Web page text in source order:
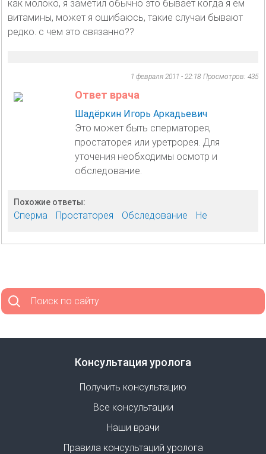
как молоко, я заметил обычно это бывает когда я ем
витамины, может я ошибаюсь, такие случаи бывают
редко. с чем это связанно??
1 февраля 2011 - 22:18 Просмотров: 435
Ответ врача
Шадёркин Игорь Аркадьевич
Это может быть сперматорея,
простаторея или уретрорея. Для
уточения необходимы осмотр и
обследование.
Похожие ответы:
Сперма Простаторея Обследование Не
Поиск по сайту
Консультация уролога
Получить консультацию
Все консультации
Наши врачи
Правила консультаций уролога